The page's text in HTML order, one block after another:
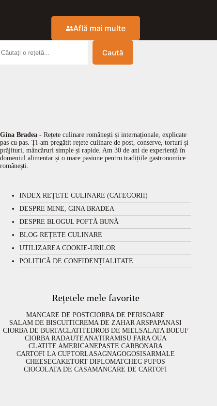
Află mai multe
Caută
Gina Bradea - Rețete culinare românești și internaționale, explicate
pas cu pas. Ți-am pregătit rețete culinare de post, conserve, torturi și
prăjituri, mâncăruri simple și rapide. Am 30 de ani de experiență în
domeniul alimentar și o mare pasiune pentru tradițiile gastronomice
românești.
INDEX REȚETE CULINARE (CATEGORII)
DESPRE MINE, GINA BRADEA
DESPRE BLOGUL POFTĂ BUNĂ
BLOG REȚETE CULINARE
UTILIZAREA COOKIE-URILOR
POLITICĂ DE CONFIDENȚIALITATE
Rețetele mele favorite
MANCARE DE POSTCIORBA DE PERISOARE
SALAM DE BISCUITICREMA DE ZAHAR ARSPAPANASI
CIORBA DE BURTACLATITEDROB DE MIELSALATA BOEUF
CIORBA RADAUTEANATIRAMISU FARA OUA
CLATITE AMERICANEPASTE CARBONARA
CARTOFI LA CUPTORLASAGNAGOGOSISARMALE
CHEESECAKETORT DIPLOMATCHEC PUFOS
CIOCOLATA DE CASAMANCARE DE CARTOFI